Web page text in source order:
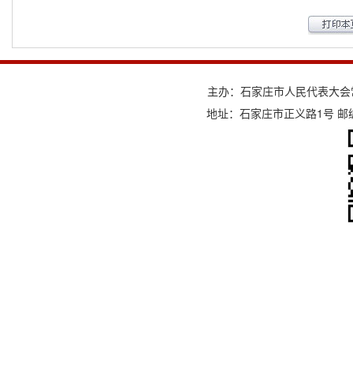
主办：石家庄市人民代表大
地址：石家庄市正义路1号